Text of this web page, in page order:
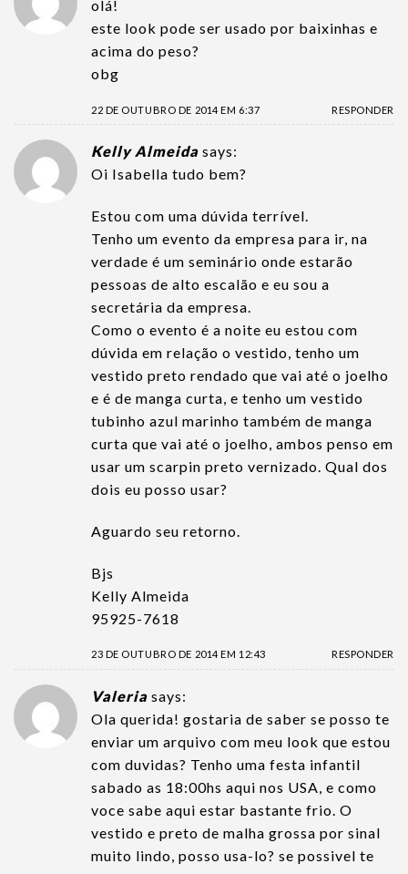
olá!
este look pode ser usado por baixinhas e
acima do peso?
obg
22 DE OUTUBRO DE 2014 EM 6:37 RESPONDER
Kelly Almeida says:
Oi Isabella tudo bem?
Estou com uma dúvida terrível.
Tenho um evento da empresa para ir, na
verdade é um seminário onde estarão
pessoas de alto escalão e eu sou a
secretária da empresa.
Como o evento é a noite eu estou com
dúvida em relação o vestido, tenho um
vestido preto rendado que vai até o joelho
e é de manga curta, e tenho um vestido
tubinho azul marinho também de manga
curta que vai até o joelho, ambos penso em
usar um scarpin preto vernizado. Qual dos
dois eu posso usar?
Aguardo seu retorno.
Bjs
Kelly Almeida
95925-7618
23 DE OUTUBRO DE 2014 EM 12:43 RESPONDER
Valeria says:
Ola querida! gostaria de saber se posso te
enviar um arquivo com meu look que estou
com duvidas? Tenho uma festa infantil
sabado as 18:00hs aqui nos USA, e como
voce sabe aqui estar bastante frio. O
vestido e preto de malha grossa por sinal
muito lindo, posso usa-lo? se possivel te